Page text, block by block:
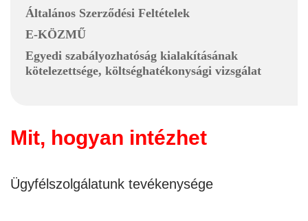
Általános Szerződési Feltételek
E-KÖZMŰ
Egyedi szabályozhatóság kialakításának
kötelezettsége, költséghatékonysági vizsgálat
Mit, hogyan intézhet
Ügyfélszolgálatunk tevékenysége